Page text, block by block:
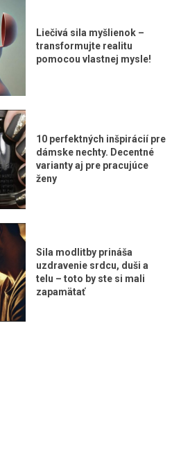
Liečivá sila myšlienok –
transformujte realitu
pomocou vlastnej mysle!
10 perfektných inšpirácií pre
dámske nechty. Decentné
varianty aj pre pracujúce
ženy
Sila modlitby prináša
uzdravenie srdcu, duši a
telu – toto by ste si mali
zapamätať